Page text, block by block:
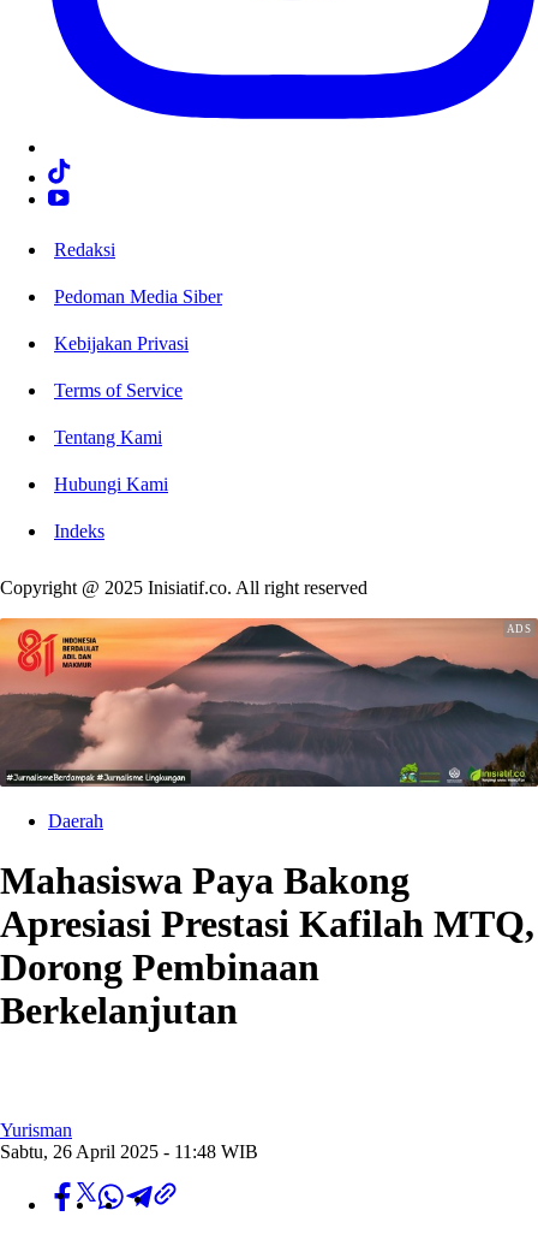
Redaksi
Pedoman Media Siber
Kebijakan Privasi
Terms of Service
Tentang Kami
Hubungi Kami
Indeks
Copyright @ 2025 Inisiatif.co. All right reserved
Daerah
Mahasiswa Paya Bakong
Apresiasi Prestasi Kafilah MTQ,
Dorong Pembinaan
Berkelanjutan
Yurisman
Sabtu, 26 April 2025 - 11:48 WIB